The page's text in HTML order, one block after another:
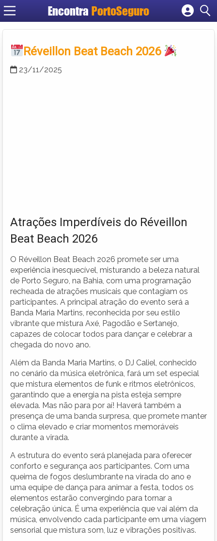
Encontra PortoSeguro
Cadastrar empresa
Criar conta
Réveillon Beat Beach 2026
23/11/2025
Atrações Imperdíveis do Réveillon
Beat Beach 2026
O Réveillon Beat Beach 2026 promete ser uma
experiência inesquecível, misturando a beleza natural
de Porto Seguro, na Bahia, com uma programação
recheada de atrações musicais que contagiam os
participantes. A principal atração do evento será a
Banda Maria Martins, reconhecida por seu estilo
vibrante que mistura Axé, Pagodão e Sertanejo,
capazes de colocar todos para dançar e celebrar a
chegada do novo ano.
Além da Banda Maria Martins, o DJ Caliel, conhecido
no cenário da música eletrônica, fará um set especial
que mistura elementos de funk e ritmos eletrônicos,
garantindo que a energia na pista esteja sempre
elevada. Mas não para por aí! Haverá também a
presença de uma banda surpresa, que promete manter
o clima elevado e criar momentos memoráveis
durante a virada.
A estrutura do evento será planejada para oferecer
conforto e segurança aos participantes. Com uma
queima de fogos deslumbrante na virada do ano e
uma equipe de dança para animar a festa, todos os
elementos estarão convergindo para tornar a
celebração única. É uma experiência que vai além da
música, envolvendo cada participante em uma viagem
sensorial que mistura som, luz e vibrações positivas.